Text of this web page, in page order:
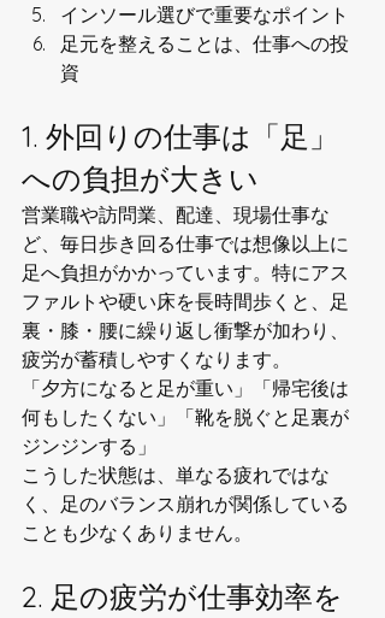
インソール選びで重要なポイント
足元を整えることは、仕事への投
資
1. 外回りの仕事は「足」
への負担が大きい
営業職や訪問業、配達、現場仕事な
ど、毎日歩き回る仕事では想像以上に
足へ負担がかかっています。特にアス
ファルトや硬い床を長時間歩くと、足
裏・膝・腰に繰り返し衝撃が加わり、
疲労が蓄積しやすくなります。
「夕方になると足が重い」「帰宅後は
何もしたくない」「靴を脱ぐと足裏が
ジンジンする」
こうした状態は、単なる疲れではな
く、足のバランス崩れが関係している
ことも少なくありません。
2. 足の疲労が仕事効率を